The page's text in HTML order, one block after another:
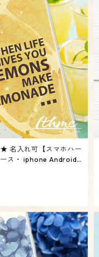
名入れ可【スマホハー
ース・ iphone Android